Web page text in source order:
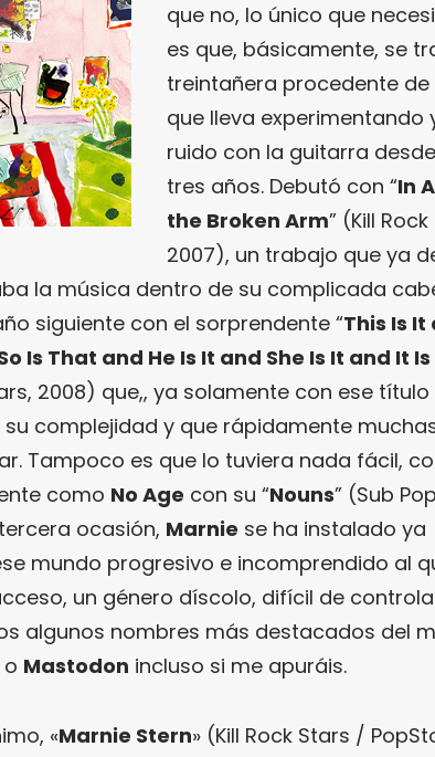
que no, lo único que
es que, básicamente, se
treintañera procedente de
que lleva experimentando
ruido con la guitarra
tres años. Debutó con “In
the Broken Arm” (Kill
2007), un trabajo que ya
la música dentro de su complicada
siguiente con el sorprendente “This Is It
Is That and He Is It and She Is It and It
2008) que,, ya solamente con ese
complejidad y que rápidamente
Tampoco es que lo tuviera nada fácil,
como No Age con su “Nouns” (Sub
ocasión, Marnie se ha instalado ya
mundo progresivo e incomprendido al
un género díscolo, difícil de
algunos nombres más destacados del
o Mastodon incluso si me apuráis.
«Marnie Stern» (Kill Rock Stars /